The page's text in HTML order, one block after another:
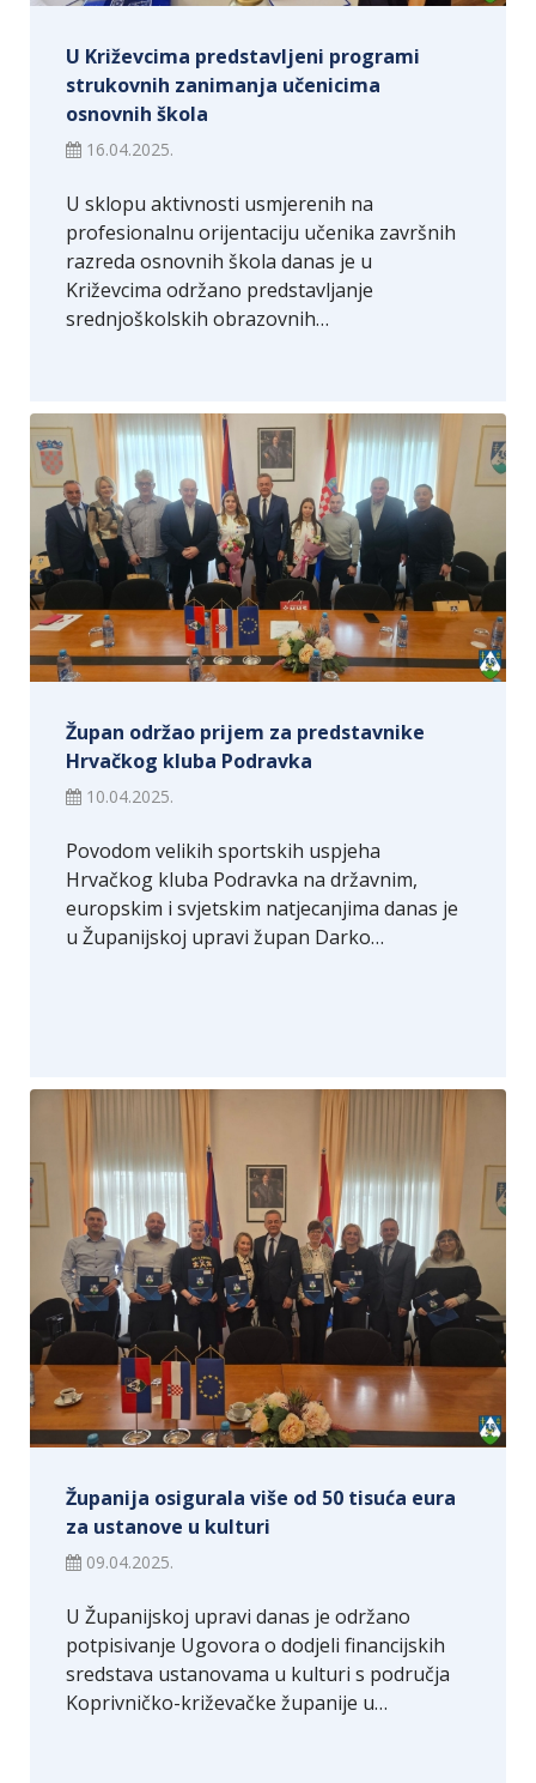
U Križevcima predstavljeni programi
strukovnih zanimanja učenicima
osnovnih škola
16.04.2025.
U sklopu aktivnosti usmjerenih na
profesionalnu orijentaciju učenika završnih
razreda osnovnih škola danas je u
Križevcima održano predstavljanje
srednjoškolskih obrazovnih…
Župan održao prijem za predstavnike
Hrvačkog kluba Podravka
10.04.2025.
Povodom velikih sportskih uspjeha
Hrvačkog kluba Podravka na državnim,
europskim i svjetskim natjecanjima danas je
u Županijskoj upravi župan Darko…
Županija osigurala više od 50 tisuća eura
za ustanove u kulturi
09.04.2025.
U Županijskoj upravi danas je održano
potpisivanje Ugovora o dodjeli financijskih
sredstava ustanovama u kulturi s područja
Koprivničko-križevačke županije u…